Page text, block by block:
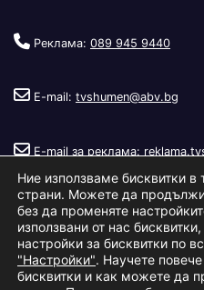
Реклама: 089 945 9440
E-mail: tvshumen@abv.bg
E-mail за реклама:
Copyright © 2026Телевизия
Ние използваме бисквитки в
страни. Можете да
без да променяте
използвани от нас
настройки за бисквитки по
"Настройки". Научете повече
бисквитки и как можете да